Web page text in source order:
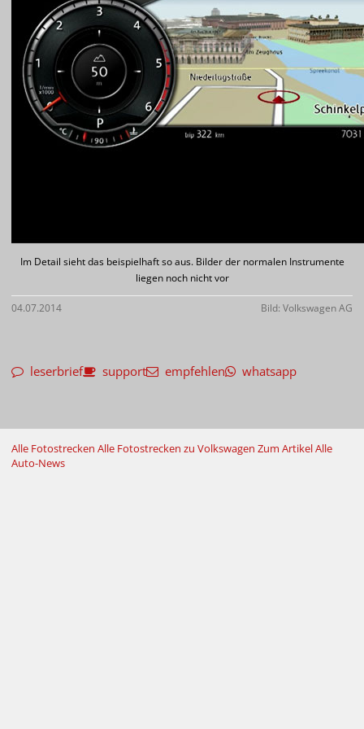
Im Detail sieht das beispielhaft so aus. Bilder der normalen Instrumente
liegen noch nicht vor
04.07.2014 Bild: Volkswagen AG
leserbrief support empfehlen whatsapp
Alle Fotostrecken Alle Fotostrecken zu Volkswagen Zum ArtikelAlle
Auto-News